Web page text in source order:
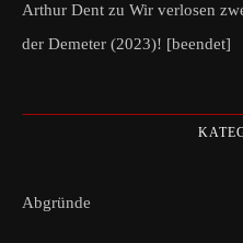
Arthur Dent zu Wir verlosen
der Demeter (2023)! [beendet]
Abgründe